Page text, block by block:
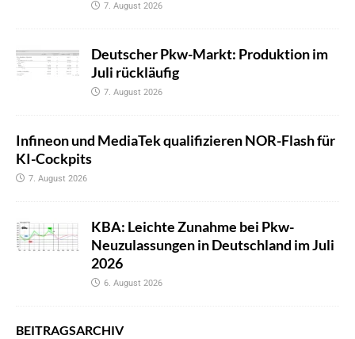
7. August 2026
Deutscher Pkw-Markt: Produktion im
Juli rückläufig
7. August 2026
Infineon und MediaTek qualifizieren NOR-Flash für
KI-Cockpits
7. August 2026
KBA: Leichte Zunahme bei Pkw-
Neuzulassungen in Deutschland im Juli
2026
6. August 2026
BEITRAGSARCHIV